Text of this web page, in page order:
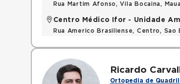
Rua Martim Afonso, Vila Bocaina,
Centro Médico Ifor - Unidade
Rua Americo Brasiliense, Centro, Sao
Ricardo
Ortopedia de Quadril